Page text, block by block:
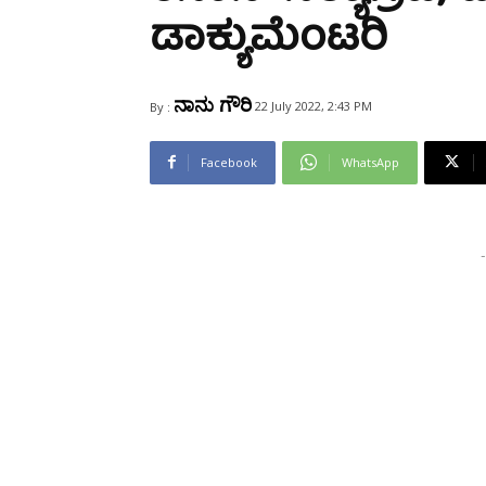
ಡಾಕ್ಯುಮೆಂಟರಿ
By : ನಾನು ಗೌರಿ 22 July 2022, 2:43 PM
Facebook WhatsApp